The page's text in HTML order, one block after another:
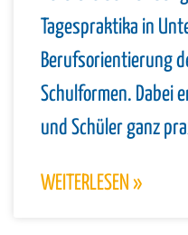
Tagespraktika in
Berufsorientierung
Schulformen. Dabei
und Schüler ganz
WEITERLESEN »